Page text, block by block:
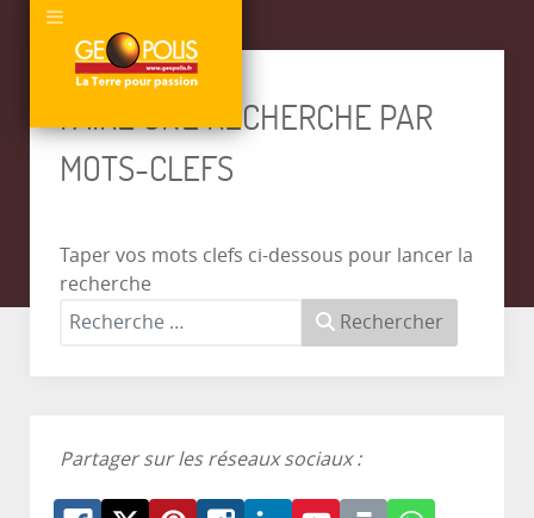
FAIRE UNE RECHERCHE PAR
MOTS-CLEFS
Taper vos mots clefs ci-dessous pour lancer la
recherche
Rechercher
Partager sur les réseaux sociaux :